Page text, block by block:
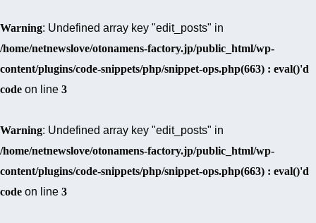
Warning: Undefined array key "edit_posts" in
/home/netnewslove/otonamens-factory.jp/public_html/wp-
content/plugins/code-snippets/php/snippet-ops.php(663) : eval()'d
code on line 3
Warning: Undefined array key "edit_posts" in
/home/netnewslove/otonamens-factory.jp/public_html/wp-
content/plugins/code-snippets/php/snippet-ops.php(663) : eval()'d
code on line 3